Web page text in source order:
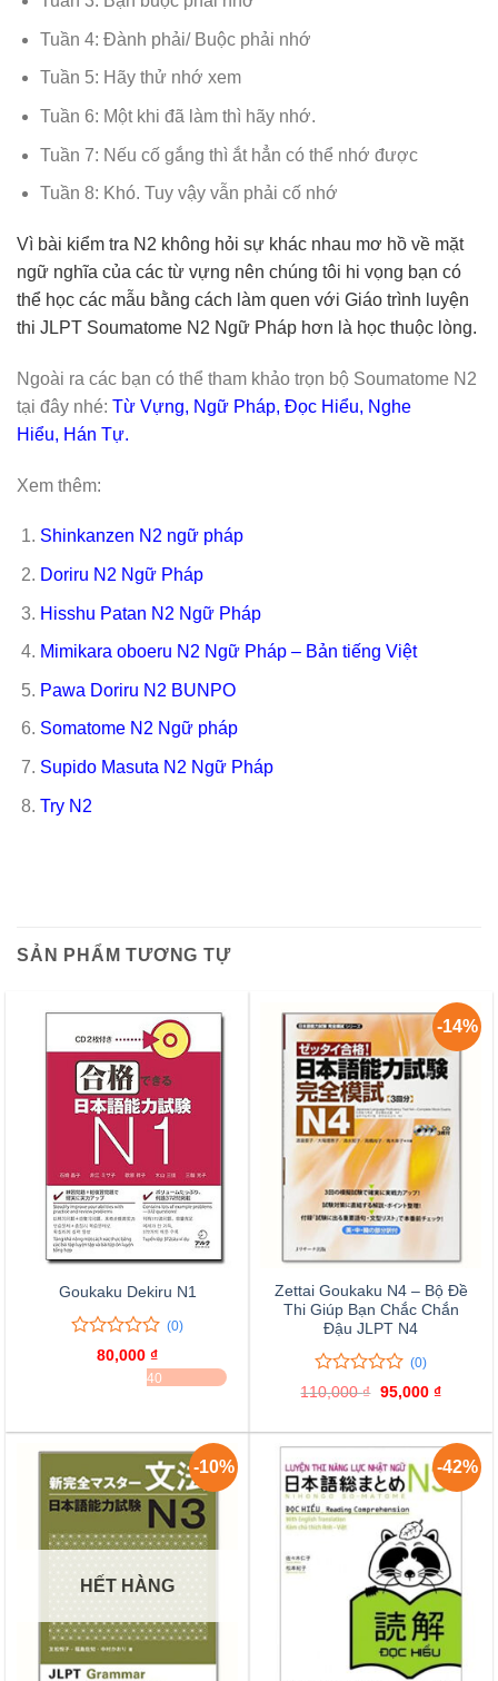
Tuần 4: Đành phải/ Buộc phải nhớ
Tuần 5: Hãy thử nhớ xem
Tuần 6: Một khi đã làm thì hãy nhớ.
Tuần 7: Nếu cố gắng thì ắt hẳn có thể nhớ được
Tuần 8: Khó. Tuy vậy vẫn phải cố nhớ
Vì bài kiểm tra N2 không hỏi sự khác nhau mơ hồ về mặt
ngữ nghĩa của các từ vựng nên chúng tôi hi vọng bạn có
thể học các mẫu bằng cách làm quen với Giáo trình luyện
thi JLPT Soumatome N2 Ngữ Pháp hơn là học thuộc lòng.
Ngoài ra các bạn có thể tham khảo trọn bộ Soumatome N2
tại đây nhé: Từ Vựng, Ngữ Pháp, Đọc Hiểu, Nghe
Hiểu, Hán Tự.
Xem thêm:
Shinkanzen N2 ngữ pháp
Doriru N2 Ngữ Pháp
Hisshu Patan N2 Ngữ Pháp
Mimikara oboeru N2 Ngữ Pháp – Bản tiếng Việt
Pawa Doriru N2 BUNPO
Somatome N2 Ngữ pháp
Supido Masuta N2 Ngữ Pháp
Try N2
SẢN PHẨM TƯƠNG TỰ
Goukaku Dekiru N1
(0)
80,000 ₫
ĐÃ BÁN 40
-14%
Zettai Goukaku N4 – Bộ Đề
Thi Giúp Bạn Chắc Chắn
Đậu JLPT N4
0
trên
0
giá
(0)
110,000₫ Giá
110,000 ₫.
95,000 ₫Giá
là:
95,000
-10%
HẾT HÀNG
-42%